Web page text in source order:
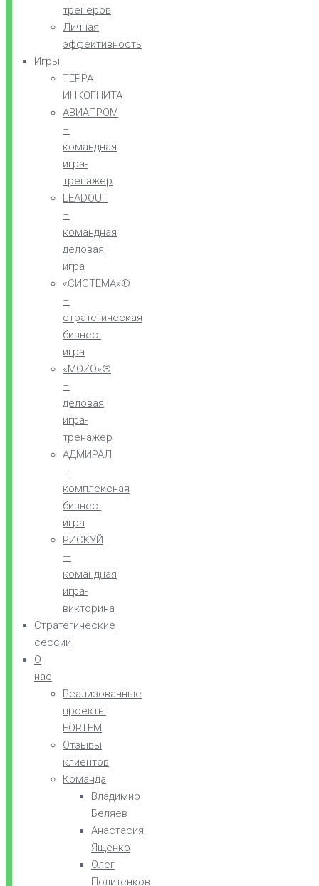
тренеров
Личная
эффективность
Игры
ТЕРРА
ИНКОГНИТА
АВИАПРОМ
–
командная
игра-
тренажер
LEADOUT
–
командная
деловая
игра
«СИСТЕМА»®
–
стратегическая
бизнес-
игра
«MOZO»®
–
деловая
игра-
тренажер
АДМИРАЛ
–
комплексная
бизнес-
игра
РИСКУЙ
—
командная
игра-
викторина
Стратегические
сессии
О
нас
Реализованные
проекты
FORTEM
Отзывы
клиентов
Команда
Владимир
Беляев
Анастасия
Ященко
Олег
Политенков